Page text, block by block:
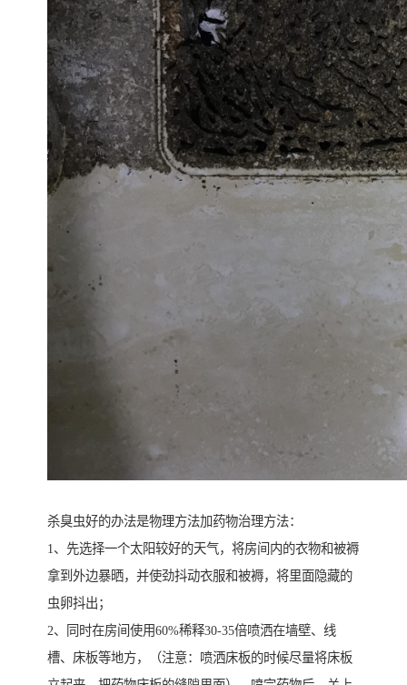
杀臭虫好的办法是物理方法加药物治理方法：
1、先选择一个太阳较好的天气，将房间内的衣物和被褥
拿到外边暴晒，并使劲抖动衣服和被褥，将里面隐藏的
虫卵抖出；
2、同时在房间使用60%稀释30-35倍喷洒在墙壁、线
槽、床板等地方，（注意：喷洒床板的时候尽量将床板